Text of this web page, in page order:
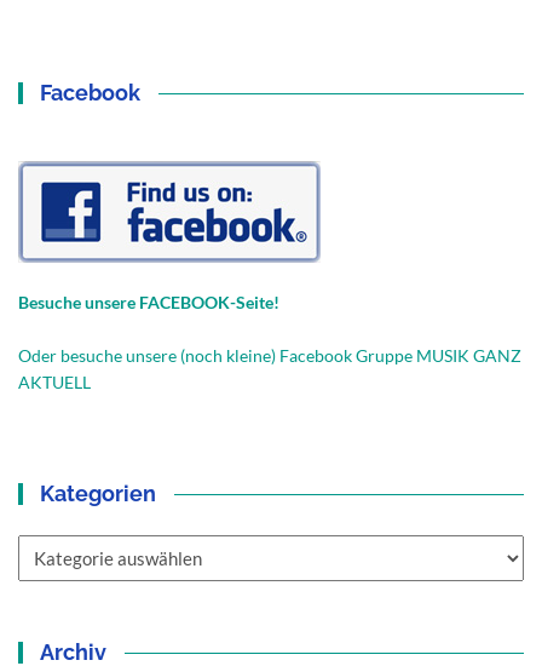
Facebook
Besuche unsere FACEBOOK-Seite!
Oder besuche unsere (noch kleine) Facebook Gruppe MUSIK GANZ
AKTUELL
Kategorien
Archiv